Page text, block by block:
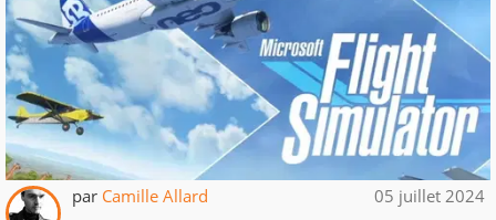
par Camille Allard 05 juillet 2024